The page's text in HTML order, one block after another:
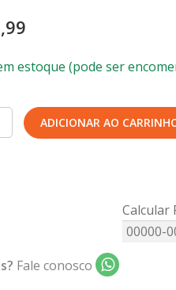
estoque (pode ser
ADICIONAR AO
Fale conosco
Calcular